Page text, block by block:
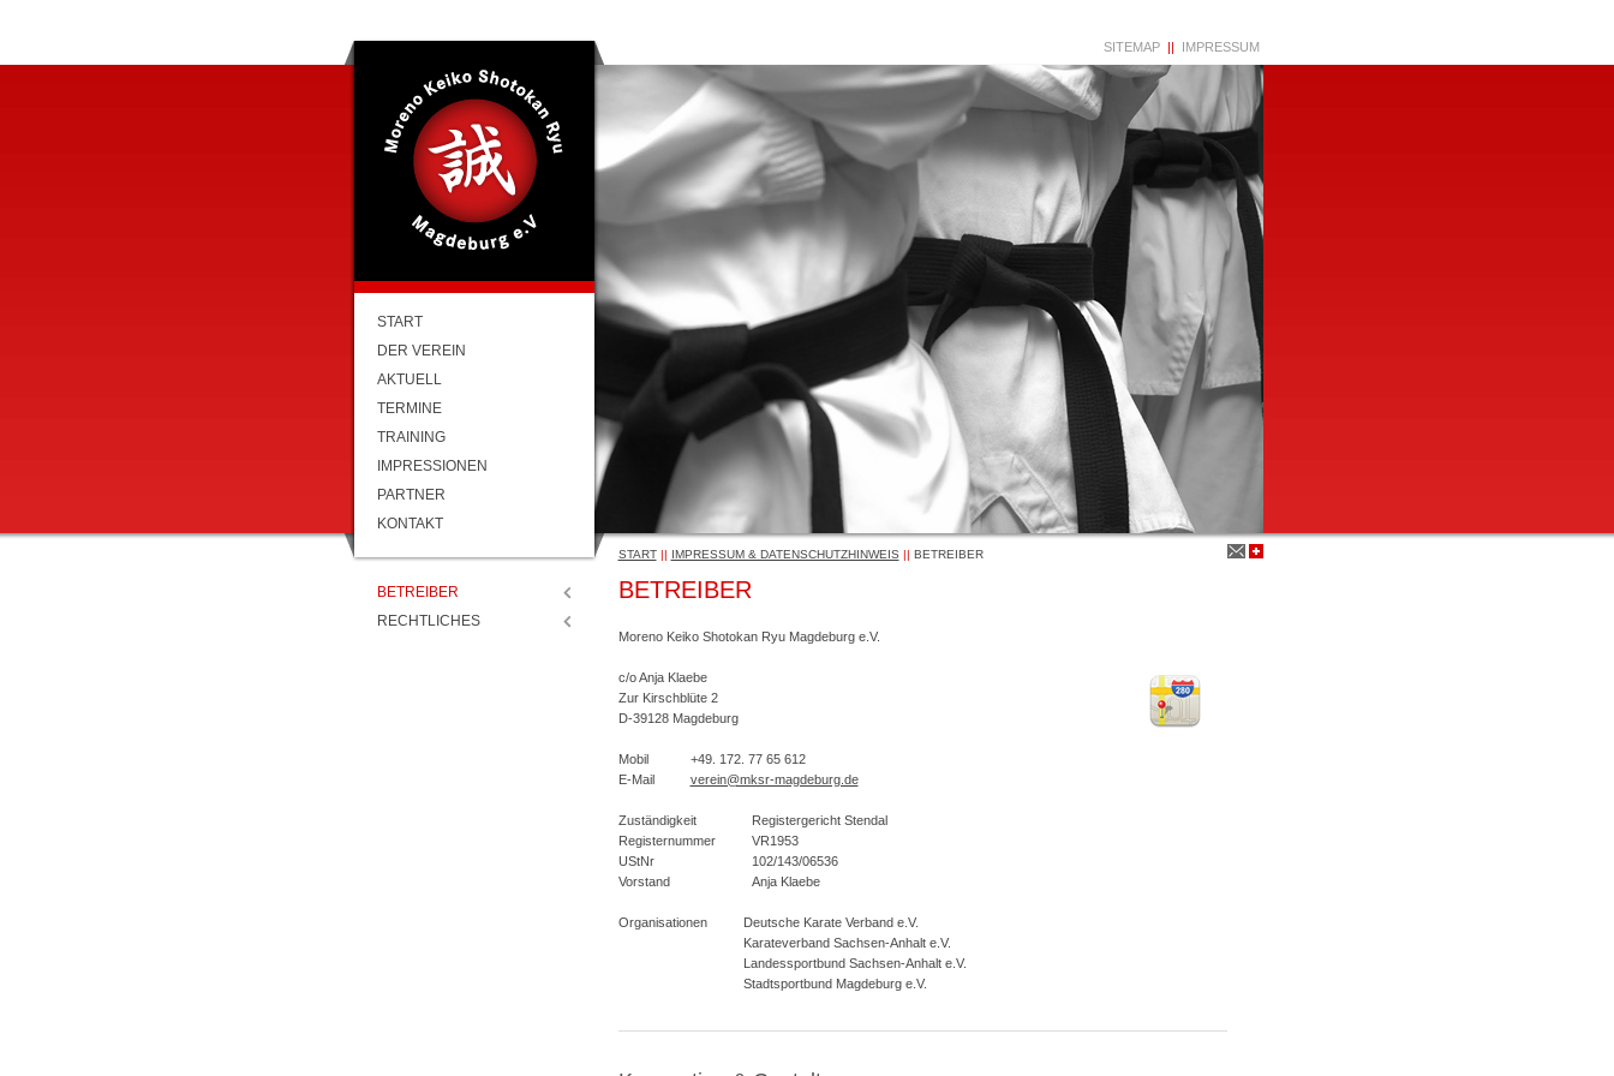
START
DER VEREIN
AKTUELL
TERMINE
TRAINING
IMPRESSIONEN
PARTNER
KONTAKT
BETREIBER
RECHTLICHES
SITEMAP IMPRESSUM
START || IMPRESSUM & DATENSCHUTZHINWEIS || BETREIBER
BETREIBER
Moreno Keiko Shotokan Ryu Magdeburg e.V.
c/o Anja Klaebe
Zur Kirschblüte 2
D-39128 Magdeburg
Mobil
+49. 172. 77 65 612
E-Mail
verein@mksr-magdeburg.de
Zuständigkeit
Registergericht Stendal
Registernummer
VR1953
UStNr
102/143/06536
Vorstand
Anja Klaebe
Organisationen
Deutsche Karate Verband e.V.
Karateverband Sachsen-Anhalt e.V.
Landessportbund Sachsen-Anhalt e.V.
Stadtsportbund Magdeburg e.V.